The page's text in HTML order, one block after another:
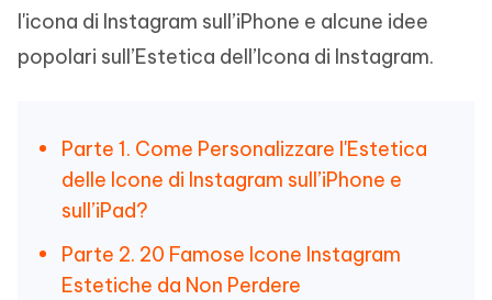
l'icona di Instagram sull’iPhone e alcune idee
popolari sull’Estetica dell’Icona di Instagram.
Parte 1. Come Personalizzare l'Estetica
delle Icone di Instagram sull’iPhone e
sull’iPad?
Parte 2. 20 Famose Icone Instagram
Estetiche da Non Perdere